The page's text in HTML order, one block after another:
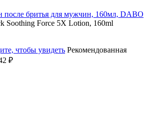
бритья для мужчин, 160мл, DABO
Soothing Force 5X Lotion, 160ml
чтобы увидеть Рекомендованная
₽